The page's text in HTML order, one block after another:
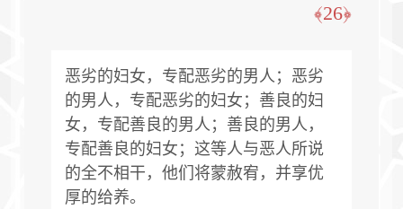
﴿26﴾
恶劣的妇女，专配恶劣的男人；恶劣
的男人，专配恶劣的妇女；善良的妇
女，专配善良的男人；善良的男人，
专配善良的妇女；这等人与恶人所说
的全不相干，他们将蒙赦宥，并享优
厚的给养。